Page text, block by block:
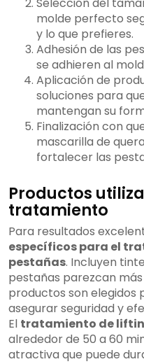
Selección del
molde perfecto
y lo que prefieres.
Adhesión de las
se adhieren al
Aplicación de
soluciones para
mantengan su
Finalización con
mascarilla de
fortalecer las
Productos
tratamiento
Para resultados
específicos para el
pestañas. Incluyen
pestañas parezcan
productos son elegidos
asegurar seguridad y
El tratamiento de
alrededor de 50 a 60
atractiva que puede